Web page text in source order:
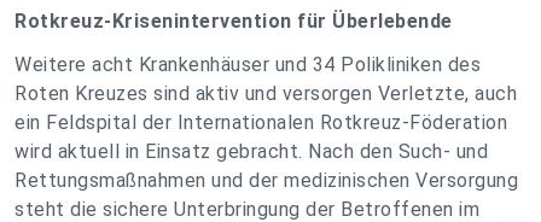
Rotkreuz-Krisenintervention für Überlebende
Weitere acht Krankenhäuser und 34 Polikliniken des
Roten Kreuzes sind aktiv und versorgen Verletzte, auch
ein Feldspital der Internationalen Rotkreuz-Föderation
wird aktuell in Einsatz gebracht. Nach den Such- und
Rettungsmaßnahmen und der medizinischen Versorgung
steht die sichere Unterbringung der Betroffenen im